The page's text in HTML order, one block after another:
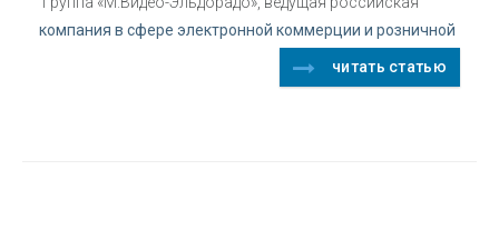
компания в сфере электронной коммерции и розничной
читать статью